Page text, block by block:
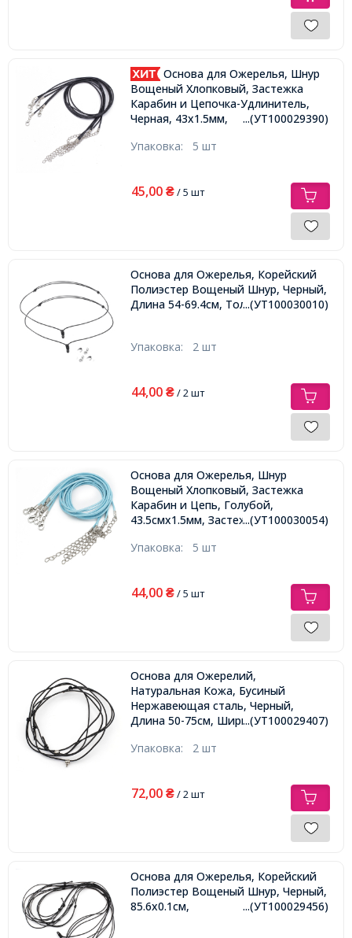
Основа для Ожерелья, Шнур
Вощеный Хлопковый, Застежка
Карабин и Цепочка-Удлинитель,
Черная, 43х1.5мм,
...(УТ100029390)
Упаковка: 5 шт
45,00 ₴/ 5 шт
Основа для Ожерелья, Корейский
Полиэстер Вощеный Шнур, Черный,
Длина 54-69.4см, Толщина 2мм,
...(УТ100030010)
Упаковка: 2 шт
44,00 ₴/ 2 шт
Основа для Ожерелья, Шнур
Вощеный Хлопковый, Застежка
Карабин и Цепь, Голубой,
43.5смх1.5мм, Застежка 12х7х2.5мм,
...(УТ100030054)
Упаковка: 5 шт
44,00 ₴/ 5 шт
Основа для Ожерелий,
Натуральная Кожа, Бусиный
Нержавеющая сталь, Черный,
Длина 50-75см, Ширина 1-5мм,
...(УТ100029407)
Упаковка: 2 шт
72,00 ₴/ 2 шт
Основа для Ожерелья, Корейский
Полиэстер Вощеный Шнур, Черный,
85.6х0.1см,
...(УТ100029456)